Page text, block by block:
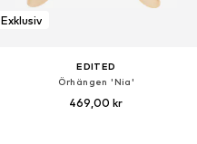
Exklusiv
EDITED
Örhängen 'Nia'
469,00 kr